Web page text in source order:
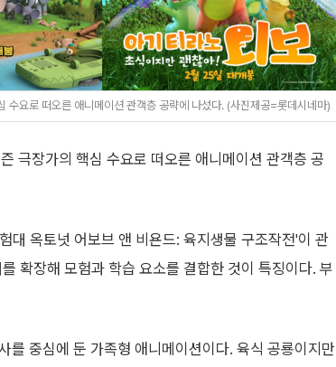
요로 떠오른 애니메이션 관객층 공략에 나섰다. (사진제공=롯데시네마)
극장가의 핵심 수요로 떠오른 애니메이션 관객층 공
대 옥토넛 어보브 앤 비욘드: 육지생물 구조작전'이 관
확장해 모험과 학습 요소를 결합한 것이 특징이다. 부
중심에 둔 가족형 애니메이션이다. 육식 공룡이지만